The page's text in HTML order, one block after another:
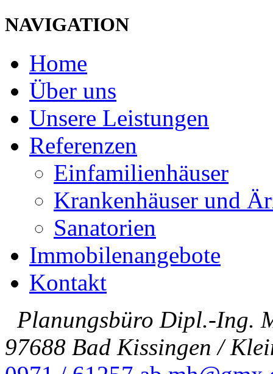
NAVIGATION
Home
Über uns
Unsere Leistungen
Referenzen
Einfamilienhäuser
Krankenhäuser und
Sanatorien
Immobilenangebote
Kontakt
Planungsbüro Dipl.-Ing.
97688 Bad Kissingen /